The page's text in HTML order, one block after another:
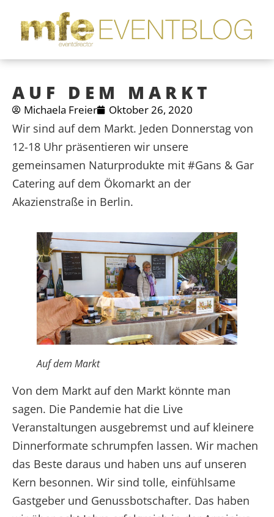
AUF DEM MARKT
Michaela Freier Oktober 26, 2020
Wir sind auf dem Markt. Jeden Donnerstag von
12-18 Uhr präsentieren wir unsere
gemeinsamen Naturprodukte mit #Gans & Gar
Catering auf dem Ökomarkt an der
Akazienstraße in Berlin.
Auf dem Markt
Von dem Markt auf den Markt könnte man
sagen. Die Pandemie hat die Live
Veranstaltungen ausgebremst und auf kleinere
Dinnerformate schrumpfen lassen. Wir machen
das Beste daraus und haben uns auf unseren
Kern besonnen. Wir sind tolle, einfühlsame
Gastgeber und Genussbotschafter. Das haben